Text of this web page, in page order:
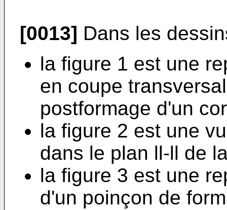
[0013] Dans les
la figure 1 est une
en coupe
postformage d'un
la figure 2 est une
dans le plan ll-ll de
la figure 3 est une
d'un poinçon de